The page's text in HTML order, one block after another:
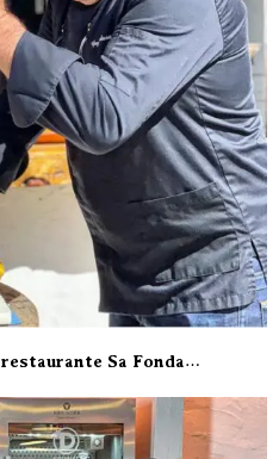
restaurante Sa Fonda…